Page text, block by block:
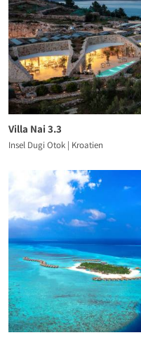
Villa Nai 3.3
Insel Dugi Otok | Kroatien